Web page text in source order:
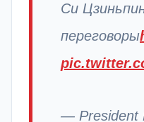
Си
переговоры
— President